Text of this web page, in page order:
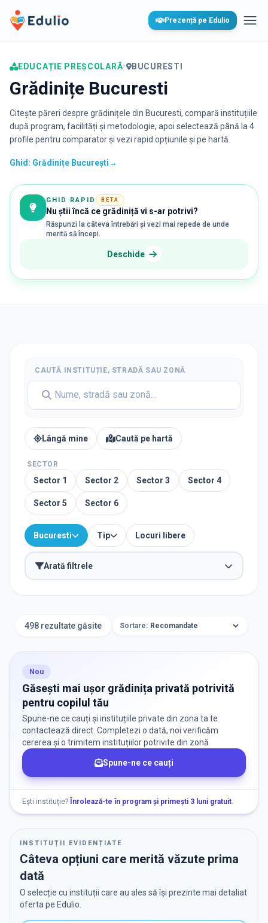
Edulio Prezență pe Edulio
EDUCAȚIE PREȘCOLARĂ• BUCURESTI
Grădinițe Bucuresti
Citește păreri despre grădinițele din Bucuresti, compară instituțiile
după program, facilități și metodologie, apoi selectează până la 4
profile pentru comparator și vezi rapid opțiunile și pe hartă.
Ghid: Grădinițe București→
GHID RAPID BETA
Nu știi încă ce grădiniță vi s-ar potrivi?
Răspunzi la câteva întrebări și vezi mai repede de unde
merită să începi.
Deschide
CAUTĂ INSTITUȚIE, STRADĂ SAU ZONĂ
Lângă mine Caută pe hartă
SECTOR
Sector 1 Sector 2 Sector 3 Sector 4
Sector 5 Sector 6
Bucuresti Tip Locuri libere
Arată filtrele
DISPONIBILITATE
Instituții cu locuri disponibile
Nu există informații despre job-uri
PRIVAT / DE STAT
498 rezultate găsite Sortare:
Nou
Găsești mai ușor grădinița privată potrivită
pentru copilul tău
Spune-ne ce cauți și instituțiile private din zona ta te
contactează direct. Completezi o dată, noi verificăm
cererea și o trimitem instituțiilor potrivite din zonă
Spune-ne ce cauți
Ești instituție? Înrolează-te în program și primești 3 luni gratuit.
INSTITUȚII EVIDENȚIATE
Câteva opțiuni care merită văzute prima
dată
O selecție cu instituții care au ales să își prezinte mai detaliat
oferta pe Edulio.